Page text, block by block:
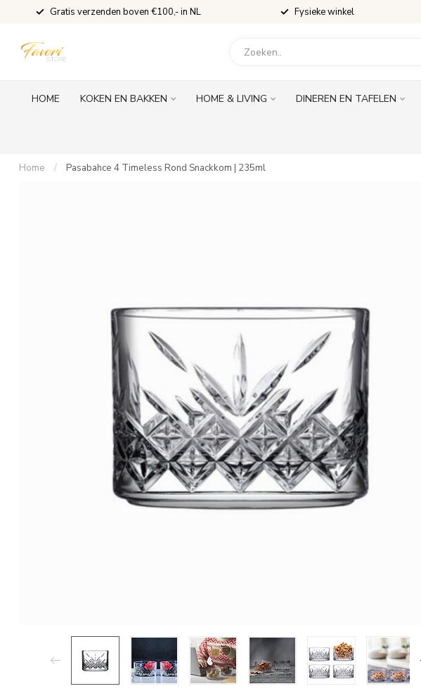
Gratis verzenden boven €100,- in NL Fysieke winkel
HOME KOKEN EN BAKKEN HOME & LIVING DINEREN EN TAFELEN
Home / Pasabahce 4 Timeless Rond Snackkom | 235ml